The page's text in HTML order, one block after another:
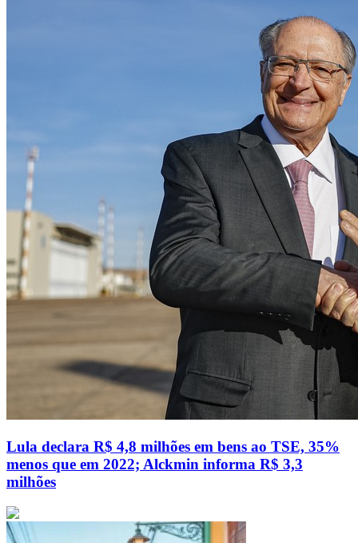
Lula declara R$ 4,8 milhões em bens ao TSE, 35%
menos que em 2022; Alckmin informa R$ 3,3
milhões